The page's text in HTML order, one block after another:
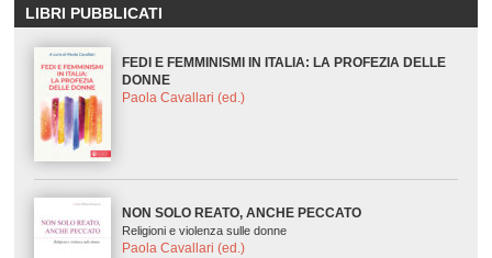
LIBRI PUBBLICATI
FEDI E FEMMINISMI IN ITALIA: LA PROFEZIA DELLE
DONNE
Paola Cavallari (ed.)
NON SOLO REATO, ANCHE PECCATO
Religioni e violenza sulle donne
Paola Cavallari (ed.)